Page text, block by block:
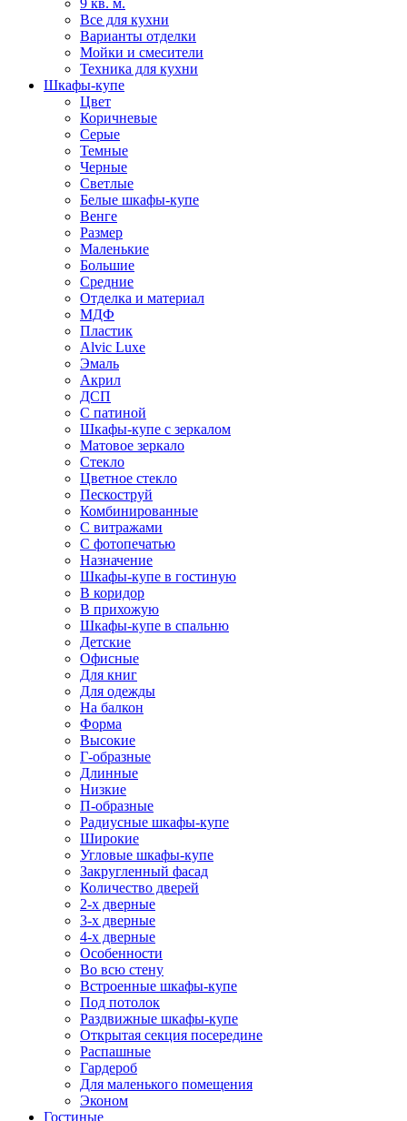
9 кв. м.
Все для кухни
Варианты отделки
Мойки и смесители
Техника для кухни
Шкафы-купе
Цвет
Коричневые
Серые
Темные
Черные
Светлые
Белые шкафы-купе
Венге
Размер
Маленькие
Большие
Средние
Отделка и материал
МДФ
Пластик
Alvic Luxe
Эмаль
Акрил
ДСП
С патиной
Шкафы-купе с зеркалом
Матовое зеркало
Стекло
Цветное стекло
Пескоструй
Комбинированные
С витражами
С фотопечатью
Назначение
Шкафы-купе в гостиную
В коридор
В прихожую
Шкафы-купе в спальню
Детские
Офисные
Для книг
Для одежды
На балкон
Форма
Высокие
Г-образные
Длинные
Низкие
П-образные
Радиусные шкафы-купе
Широкие
Угловые шкафы-купе
Закругленный фасад
Количество дверей
2-х дверные
3-х дверные
4-х дверные
Особенности
Во всю стену
Встроенные шкафы-купе
Под потолок
Раздвижные шкафы-купе
Открытая секция посередине
Распашные
Гардероб
Для маленького помещения
Эконом
Гостиные